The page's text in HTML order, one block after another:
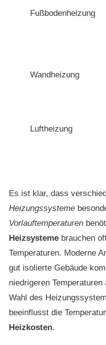
Fußbodenheizung
Wandheizung
Luftheizung
Es ist klar, dass
Heizungssysteme
Vorlauftemperaturen
Heizsysteme brauchen
Temperaturen. Moderne
gut isolierte Gebäude
niedrigeren Temperaturen
Wahl des
beeinflusst die
Heizkosten.